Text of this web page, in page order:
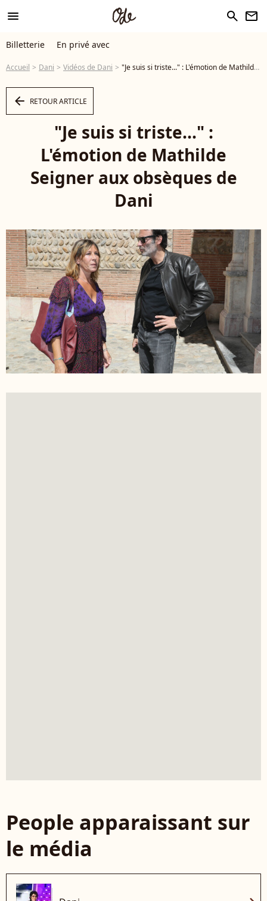
menu search newsletter
Billetterie En privé avec
Accueil Dani Vidéos de Dani "Je suis si triste..." : L'émotion de Mathilde Seigner aux obsèques de Dani - Vidéo
arrow_left RETOUR ARTICLE
"Je suis si triste..." :
L'émotion de Mathilde
Seigner aux obsèques de
Dani
People apparaissant sur
le média